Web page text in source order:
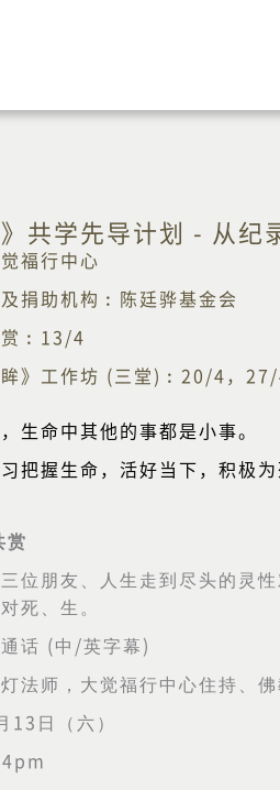
》共学先导计划 - 从纪
福行中心
捐助机构︰陈廷骅基金会
︰13/4
眸》工作坊 (三堂)︰20/4，
生命中其他的事都是小事。
把握生命，活好当下，积极为
赏
位朋友、人生走到尽头的灵
死、生。
话 ( 中 /英字幕 )
法师，大觉福行中心住持、
13 日（六）